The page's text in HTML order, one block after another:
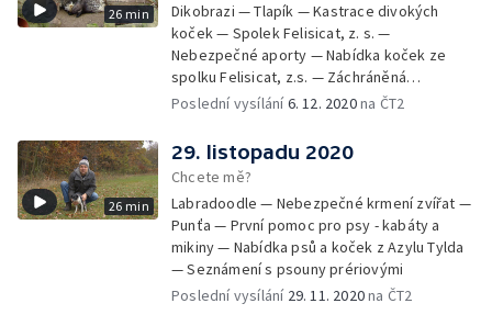
26 min
Dikobrazi — Tlapík — Kastrace divokých
koček — Spolek Felisicat, z. s. —
Nebezpečné aporty — Nabídka koček ze
spolku Felisicat, z.s. — Záchráněná
labradorka Terezka
Poslední vysílání6. 12. 2020na ČT2
26 min
29. listopadu 2020
Chcete mě?
Labradoodle — Nebezpečné krmení zvířat —
Punťa — První pomoc pro psy - kabáty a
mikiny — Nabídka psů a koček z Azylu Tylda
— Seznámení s psouny prériovými
Poslední vysílání 29. 11. 2020na ČT2